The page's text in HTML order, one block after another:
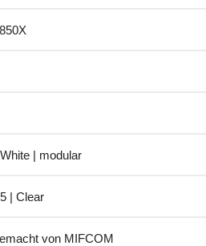
| modular
| Clear
von MIFCOM